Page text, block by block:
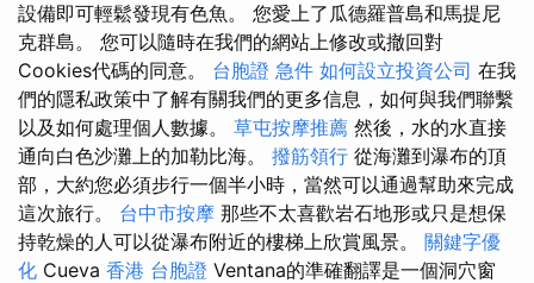
設備即可輕鬆發現有色魚。 您愛上了瓜德羅普島和馬提尼
克群島。 您可以隨時在我們的網站上修改或撤回對
Cookies代碼的同意。 台胞證 急件 如何設立投資公司 在我
們的隱私政策中了解有關我們的更多信息，如何與我們聯繫
以及如何處理個人數據。 草屯按摩推薦 然後，水的水直接
通向白色沙灘上的加勒比海。 撥筋領行 從海灘到瀑布的頂
部，大約您必須步行一個半小時，當然可以通過幫助來完成
這次旅行。 台中市按摩 那些不太喜歡岩石地形或只是想保
持乾燥的人可以從瀑布附近的樓梯上欣賞風景。 關鍵字優
化 Cueva 香港 台胞證 Ventana的準確翻譯是一個洞穴窗